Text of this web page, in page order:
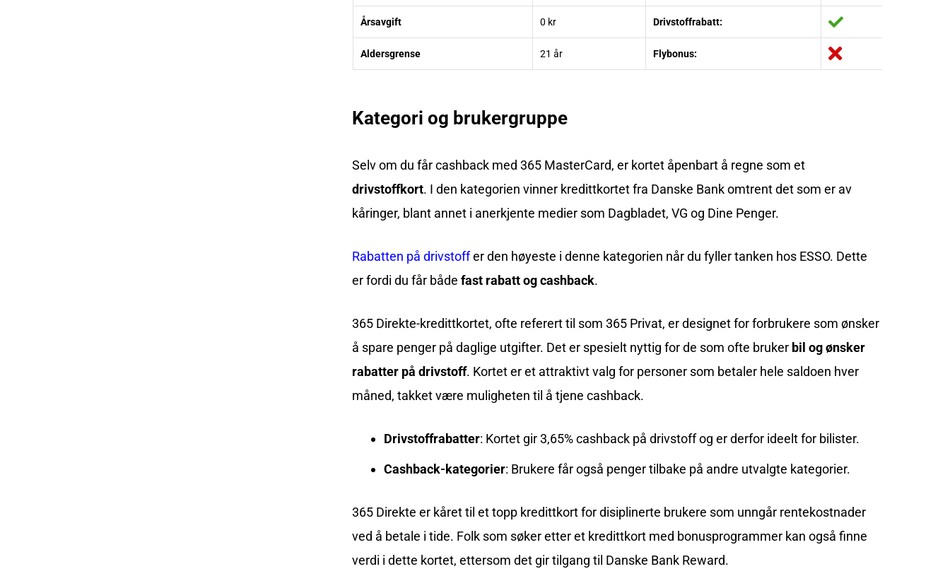
Årsavgift 0 kr Drivstoffrabatt:
Aldersgrense 21 år Flybonus:
Kategori og brukergruppe
Selv om du får cashback med 365 MasterCard, er kortet åpenbart å regne som et
drivstoffkort. I den kategorien vinner kredittkortet fra Danske Bank omtrent det som er av
kåringer, blant annet i anerkjente medier som Dagbladet, VG og Dine Penger.
Rabatten på drivstoffer den høyeste i denne kategorien når du fyller tanken hos ESSO. Dette
er fordi du får bådefast rabatt og cashback.
365 Direkte-kredittkortet, ofte referert til som 365 Privat, er designet for forbrukere som ønsker
å spare penger på daglige utgifter. Det er spesielt nyttig for de som ofte bruker bil og ønsker
rabatter på drivstoff. Kortet er et attraktivt valg for personer som betaler hele saldoen hver
måned, takket være muligheten til å tjene cashback.
Drivstoffrabatter: Kortet gir 3,65% cashback på drivstoff og er derfor ideelt for bilister.
Cashback-kategorier: Brukere får også penger tilbake på andre utvalgte kategorier.
365 Direkte er kåret til et topp kredittkort for disiplinerte brukere som unngår rentekostnader
ved å betale i tide. Folk som søker etter et kredittkort med bonusprogrammer kan også finne
verdi i dette kortet, ettersom det gir tilgang til Danske Bank Reward.